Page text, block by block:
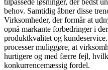
behov. Samtidig åbner disse
Virksomheder, der formår at
opnå markante forbedringer i
produktkvalitet og
processer muliggøre, at
hurtigere og med færre fejl,
konkurrencemæssig fordel.